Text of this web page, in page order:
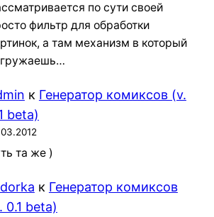
по сути своей
фильтр для обработки
а там механизм в который
к Генератор комиксов (v.
beta)
та же )
к Генератор комиксов
0.1 beta)